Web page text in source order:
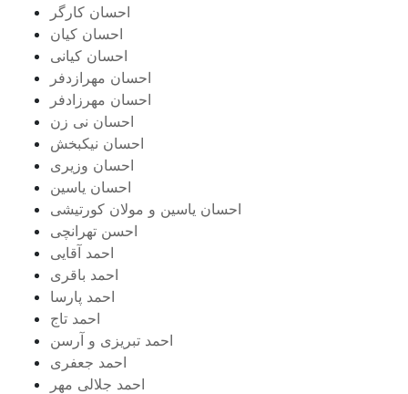
احسان کارگر
احسان کیان
احسان کیانی
احسان مهرازدفر
احسان مهرزادفر
احسان نی زن
احسان نیکبخش
احسان وزیری
احسان یاسین
احسان یاسین و مولان کورتیشی
احسن تهرانچی
احمد آقایی
احمد باقری
احمد پارسا
احمد تاج
احمد تبریزی و آرسن
احمد جعفری
احمد جلالی مهر